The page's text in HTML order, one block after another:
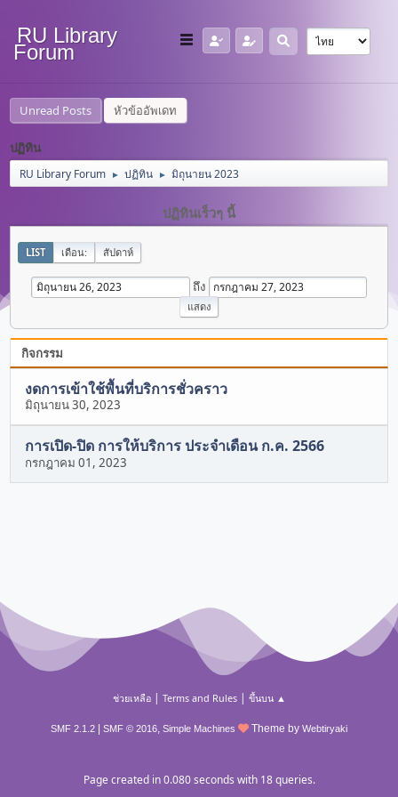
RU Library
Forum
Unread Posts หัวข้ออัพเดท
ปฏิทิน
RU Library Forum ► ปฏิทิน ► มิถุนายน 2023
ปฏิทินเร็วๆ นี้
LIST เดือน: สัปดาห์
ถึง
กิจกรรม
งดการเข้าใช้พื้นที่บริการชั่วคราว
มิถุนายน 30, 2023
การเปิด-ปิด การให้บริการ ประจำเดือน ก.ค. 2566
กรกฎาคม 01, 2023
ช่วยเหลือ| Terms and Rules| ขึ้นบน ▲
SMF 2.1.2 SMF © 2016, Simple Machines Theme by Webtiryaki
Page created in 0.080 seconds with 18 queries.